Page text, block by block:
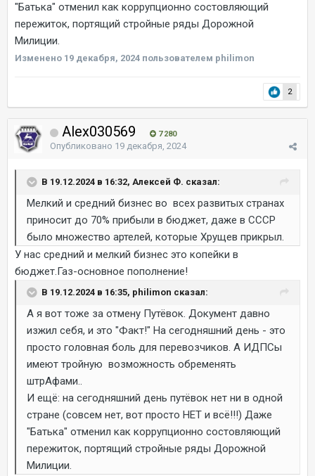
"Батька" отменил как коррупционно состовляющий
пережиток, портящий стройные ряды Дорожной
Милиции.
Изменено 19 декабря, 2024 пользователем philimon
2
Alex030569 7 280
Опубликовано 19 декабря, 2024
В 19.12.2024 в 16:32, Алексей Ф. сказал:
Мелкий и средний бизнес во всех развитых странах
приносит до 70% прибыли в бюджет, даже в СССР
было множество артелей, которые Хрущев прикрыл.
У нас средний и мелкий бизнес это копейки в
бюджет.Газ-основное пополнение!
В 19.12.2024 в 16:35, philimon сказал:
А я вот тоже за отмену Путёвок. Документ давно
изжил себя, и это "Факт!" На сегодняшний день - это
просто головная боль для перевозчиков. А ИДПСы
имеют тройную возможность обременять
штрАфами..
И ещё: на сегодняшний день путёвок нет ни в одной
стране (совсем нет, вот просто НЕТ и всё!!!) Даже
"Батька" отменил как коррупционно состовляющий
пережиток, портящий стройные ряды Дорожной
Милиции.